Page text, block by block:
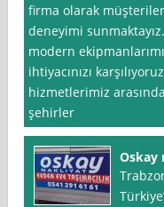
firma olarak
deneyimi
modern
ihtiyacınızı
hizmetlerimiz
şehirler
Oskay